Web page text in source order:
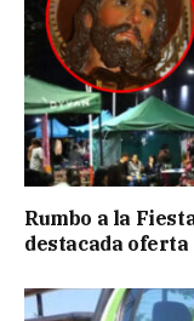
Rumbo a la
destacada